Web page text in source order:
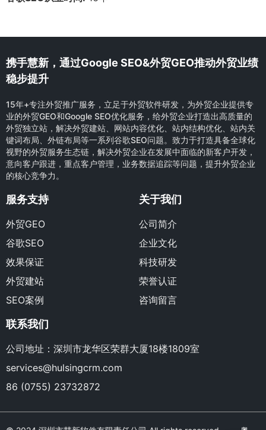
携手慧新，通过Google SEO&外贸GEO推动外贸业绩
稳步提升
15年+专注外贸推广服务，立足于外贸软件研发，为外贸企业提供专
业的外贸GEO和Google SEO优化服务，给外贸企业打造出高质量的
外贸独立站，解决外贸建站、网站内容优化、站内结构优化、站内关
键词布局、外链布局等一系列谷歌SEO问题。致力于打造具备全球化
视野的外贸服务生态链，解决外贸企业在发展中面临的新客户开发，
意向客户跟进，重点客户管理，业务数据追踪等问题，提升外贸企业
的核心竞争力。
服务支持
外贸GEO
谷歌SEO
效果保证
外贸建站
SEO案例
关于我们
公司简介
企业文化
科技研发
荣誉认证
咨询留言
联系我们
公司地址：深圳市龙华区荣群大厦18楼1809室
services@hulsingcrm.com
86 (0755) 23732872